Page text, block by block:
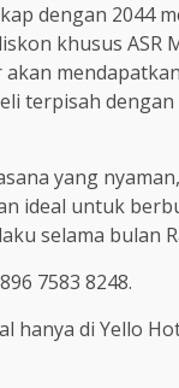
dengan 2044
khusus ASR
terpisah dengan
yang
ideal untuk
selama bulan
7583 8248.
hanya di Yello